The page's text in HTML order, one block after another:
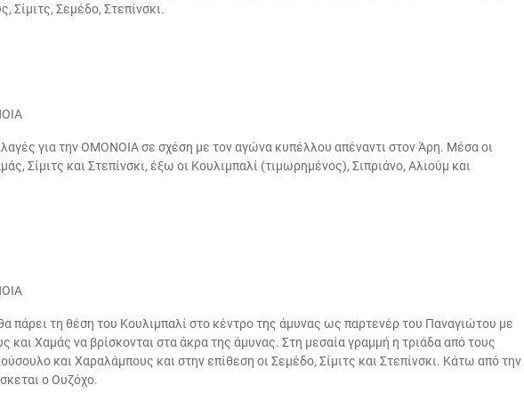
Σίμιτς, Σεμέδο, Στεπίνσκι.
για την ΟΜΟΝΟΙΑ σε σχέση με τον αγώνα κυπέλλου απέναντι στον Άρη. Μέσα οι
Σίμιτς και Στεπίνσκι, έξω οι Κουλιμπαλί (τιμωρημένος), Σιπριάνο, Αλιούμ και
πάρει τη θέση του Κουλιμπαλί στο κέντρο της άμυνας ως παρτενέρ του Παναγιώτου με
και Χαμάς να βρίσκονται στα άκρα της άμυνας. Στη μεσαία γραμμή η τριάδα από τους
και Χαραλάμπους και στην επίθεση οι Σεμέδο, Σίμιτς και Στεπίνσκι. Κάτω από την
ο Ουζόχο.